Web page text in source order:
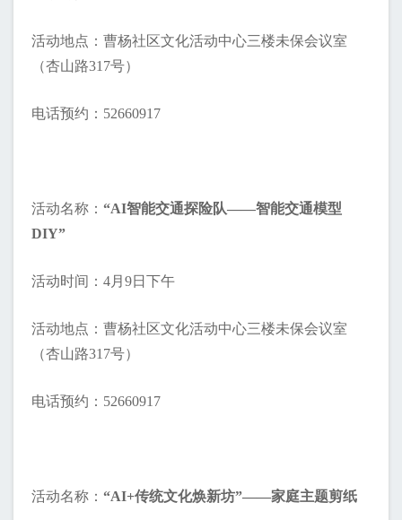
活动地点：曹杨社区文化活动中心三楼未保会议室
（杏山路317号）
电话预约：52660917
活动名称： “AI智能交通探险队——智能交通模型
DIY”
活动时间：4月9日下午
活动地点：曹杨社区文化活动中心三楼未保会议室
（杏山路317号）
电话预约：52660917
活动名称： “AI+传统文化焕新坊”——家庭主题剪纸